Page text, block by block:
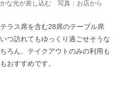
な光が差し込む 写真：お店から
ラス席を含む28席のテーブル席
つ訪れてもゆっくり過ごせそうな
ろん、テイクアウトのみの利用も
おすすめです。